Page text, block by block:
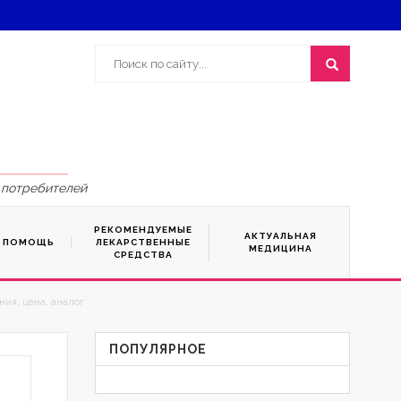
ПОМОЩЬ
РЕКОМЕНДУЕМЫЕ
ЛЕКАРСТВЕННЫЕ
СРЕДСТВА
АКТУАЛЬНАЯ
МЕДИЦИНА
цена, аналог
ПОПУЛЯРНОЕ